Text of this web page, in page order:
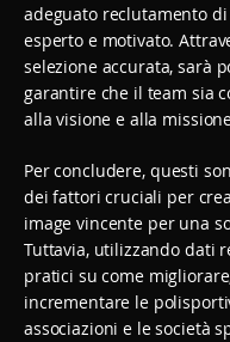
adeguato reclutamento
esperto e motivato.
selezione accurata, sarà
garantire che il team sia
alla visione e alla
Perconcludere, questi
dei fattori cruciali per
image vincente per una
Tuttavia, utilizzando dati
pratici su come
incrementare le
associazioni e le società